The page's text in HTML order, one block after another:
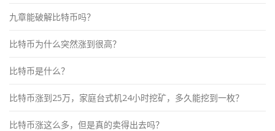
九章能破解比特币吗？
比特币为什么突然涨到很高？
比特币是什么？
比特币涨到25万，家庭台式机24小时挖矿，多久能挖到一枚？
比特币涨这么多，但是真的卖得出去吗？